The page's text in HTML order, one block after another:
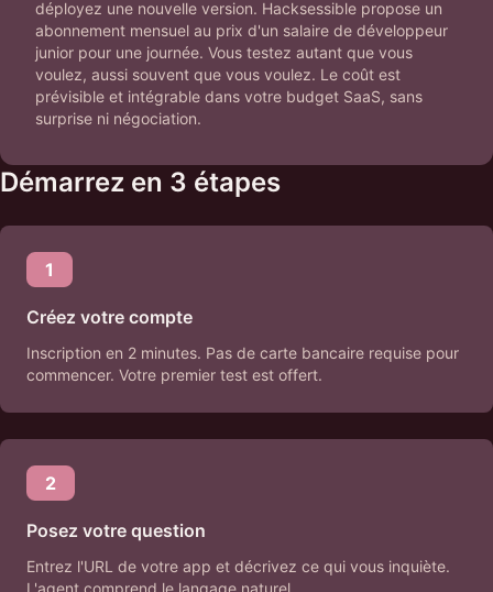
déployez une nouvelle version. Hacksessible propose un
abonnement mensuel au prix d'un salaire de développeur
junior pour une journée. Vous testez autant que vous
voulez, aussi souvent que vous voulez. Le coût est
prévisible et intégrable dans votre budget SaaS, sans
surprise ni négociation.
Démarrez en 3 étapes
1
Créez votre compte
Inscription en 2 minutes. Pas de carte bancaire requise pour
commencer. Votre premier test est offert.
2
Posez votre question
Entrez l'URL de votre app et décrivez ce qui vous inquiète.
L'agent comprend le langage naturel.